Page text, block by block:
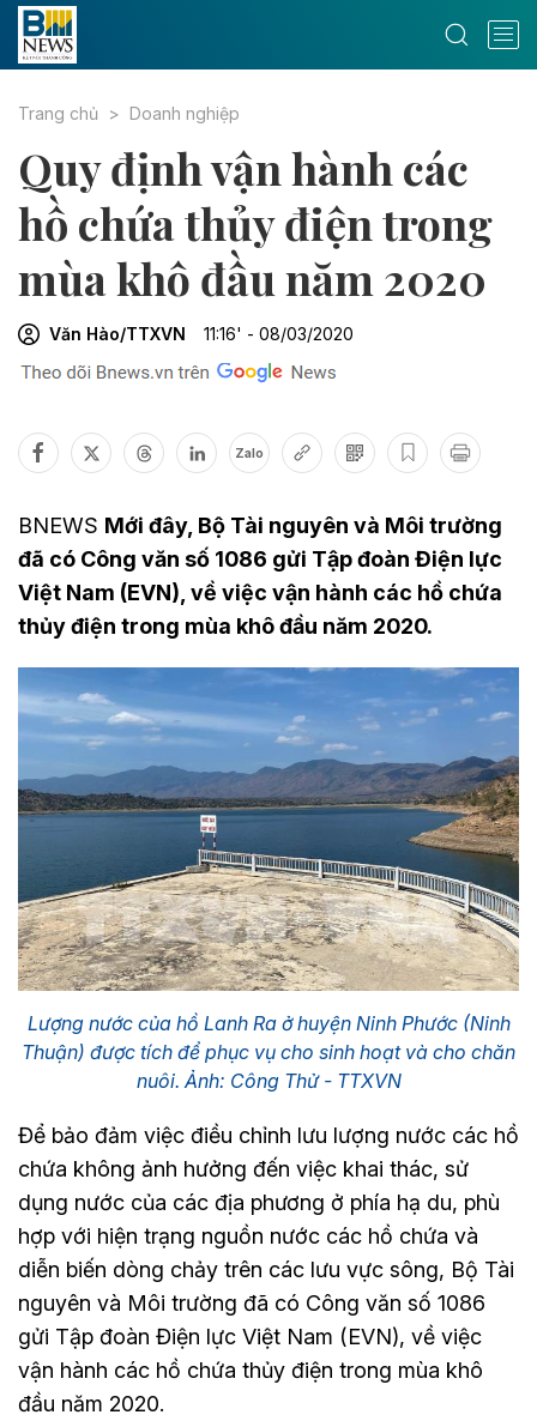
Trang chủ Doanh nghiệp
Quy định vận hành các
hồ chứa thủy điện trong
mùa khô đầu năm 2020
Văn Hào/TTXVN 11:16' - 08/03/2020
Zalo
BNEWS Mới đây, Bộ Tài nguyên và Môi trường
đã có Công văn số 1086 gửi Tập đoàn Điện lực
Việt Nam (EVN), về việc vận hành các hồ chứa
thủy điện trong mùa khô đầu năm 2020.
Lượng nước của hồ Lanh Ra ở huyện Ninh Phước (Ninh
Thuận) được tích để phục vụ cho sinh hoạt và cho chăn
nuôi. Ảnh: Công Thử - TTXVN
Để bảo đảm việc điều chỉnh lưu lượng nước các hồ
chứa không ảnh hưởng đến việc khai thác, sử
dụng nước của các địa phương ở phía hạ du, phù
hợp với hiện trạng nguồn nước các hồ chứa và
diễn biến dòng chảy trên các lưu vực sông, Bộ Tài
nguyên và Môi trường đã có Công văn số 1086
gửi Tập đoàn Điện lực Việt Nam (EVN), về việc
vận hành các hồ chứa thủy điện trong mùa khô
đầu năm 2020.